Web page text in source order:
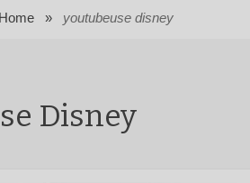
Home » youtubeuse disney
Disney